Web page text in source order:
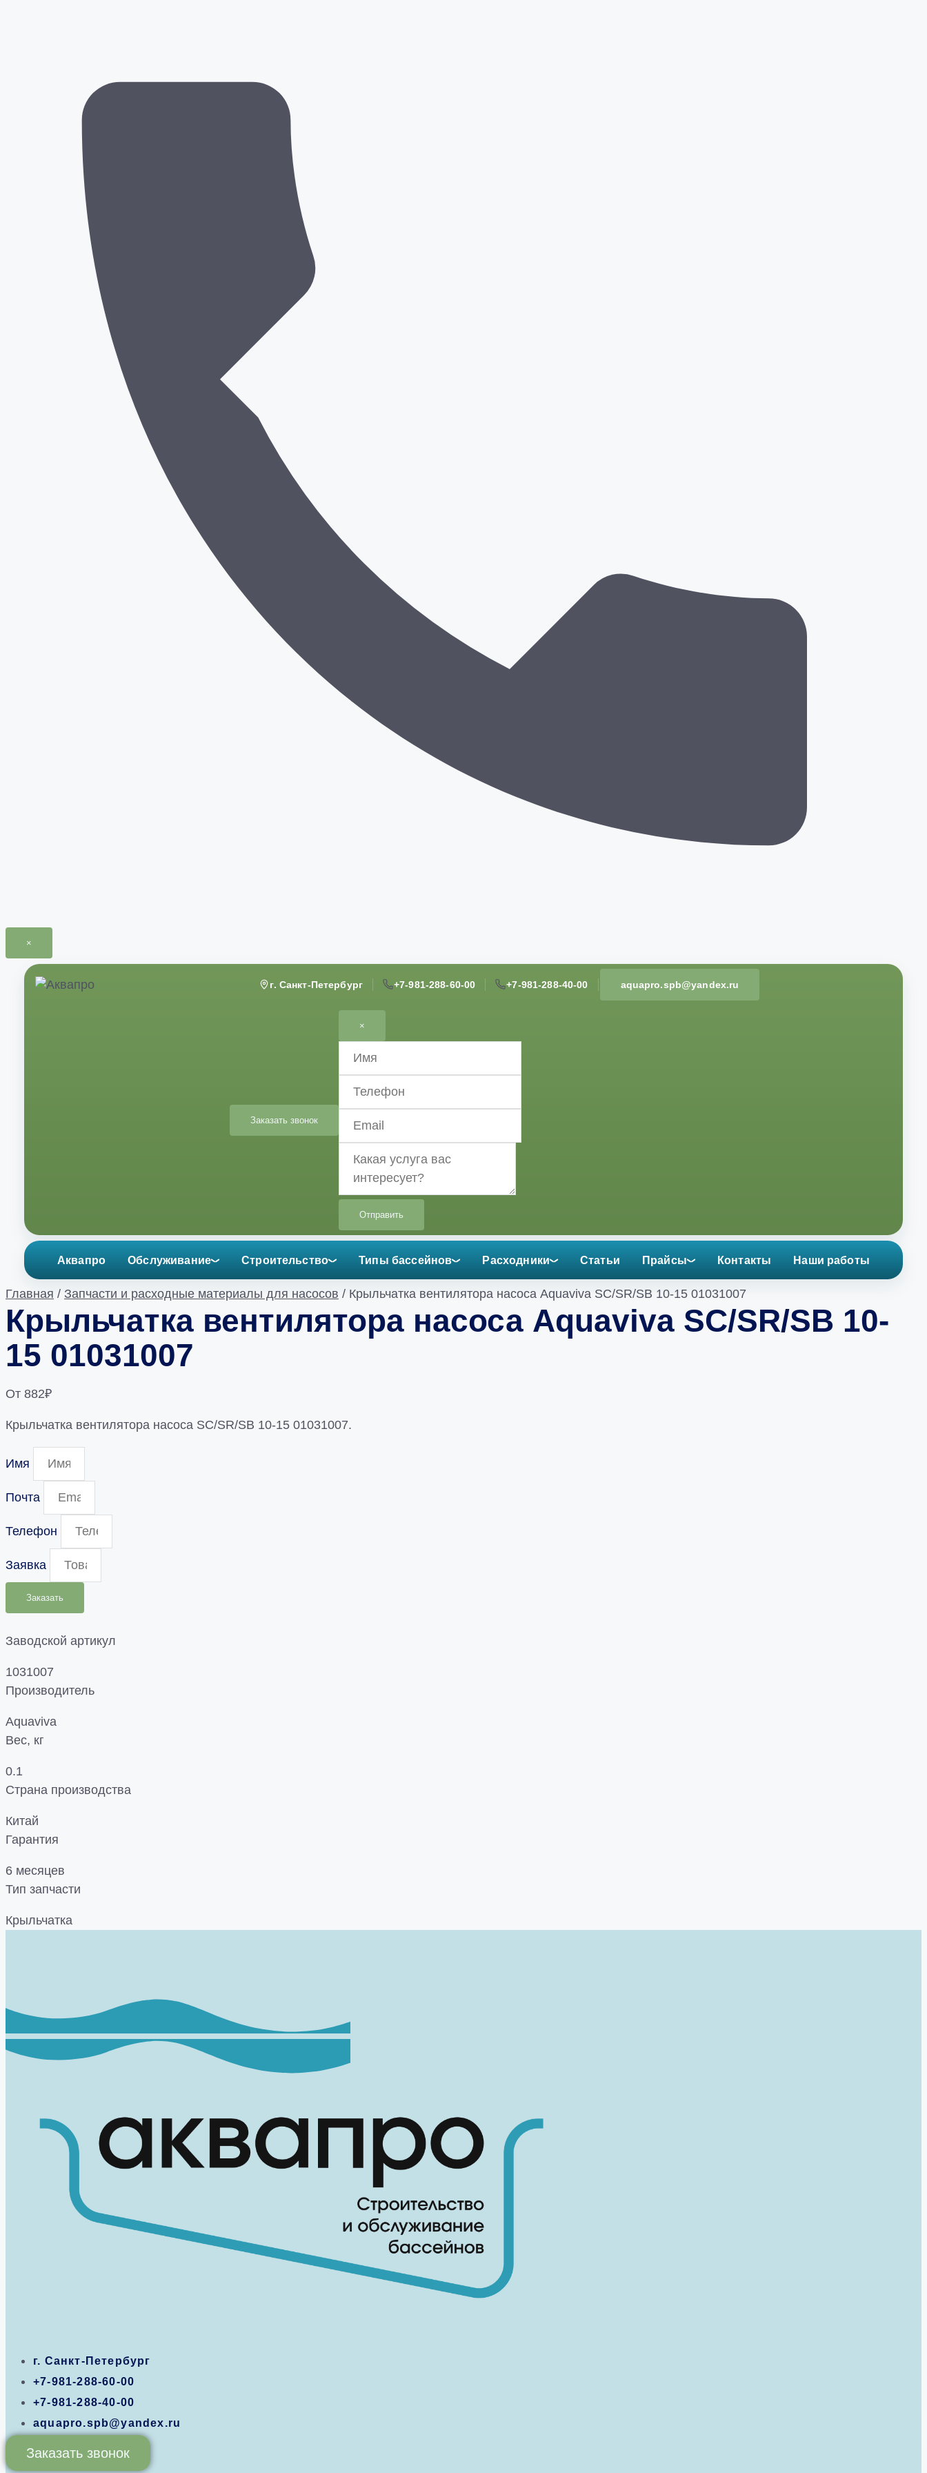
×
Перейти
г. Санкт-Петербург +7-981-288-60-00 +7-981-288-40-00 aquapro.spb@yandex.ru
Заказать звонок
×
Отправить
Аквапро Обслуживание Строительство Типы бассейнов Расходники Статьи Прайсы Контакты Наши работы
Главная / Запчасти и расходные материалы для насосов / Крыльчатка вентилятора насоса Aquaviva SC/SR/SB 10-15 01031007
Крыльчатка вентилятора насоса Aquaviva SC/SR/SB 10-
15 01031007
От 882₽
Крыльчатка вентилятора насоса SC/SR/SB 10-15 01031007.
Имя
Почта
Телефон
Заявка
Заказать
Заводской артикул
1031007
Производитель
Aquaviva
Вес, кг
0.1
Страна производства
Китай
Гарантия
6 месяцев
Тип запчасти
Крыльчатка
г. Санкт-Петербург
+7-981-288-60-00
+7-981-288-40-00
aquapro.spb@yandex.ru
Заказать звонок